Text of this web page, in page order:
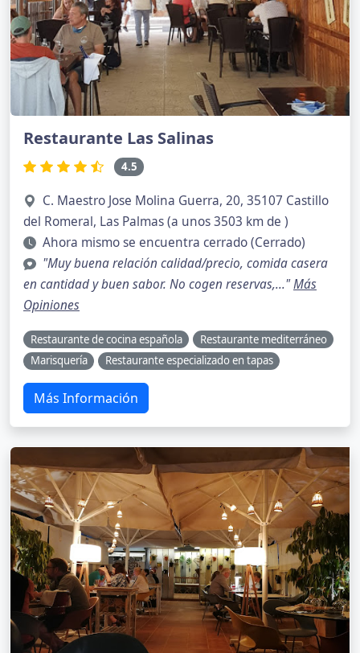
Restaurante Las Salinas
4.5
C. Maestro Jose Molina Guerra, 20, 35107 Castillo
del Romeral, Las Palmas (a unos 3503 km de )
Ahora mismo se encuentra cerrado (Cerrado)
"Muy buena relación calidad/precio, comida casera
en cantidad y buen sabor. No cogen reservas,..."Más
Opiniones
Restaurante de cocina española
Restaurante mediterráneo
Marisquería
Restaurante especializado en tapas
Más Información